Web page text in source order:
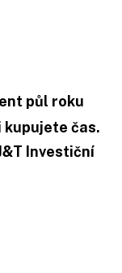
půl roku
kupujete čas.
Investiční